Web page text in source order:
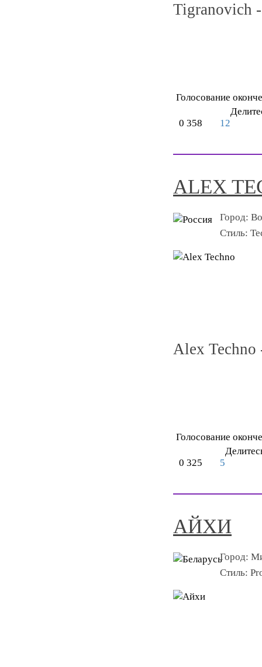
Tigranovich
Голосование
12
0 358
ALEX
Город:
Стиль:
Alex Techno
Голосование
5
0 325
АЙХИ
Город:
Стиль: